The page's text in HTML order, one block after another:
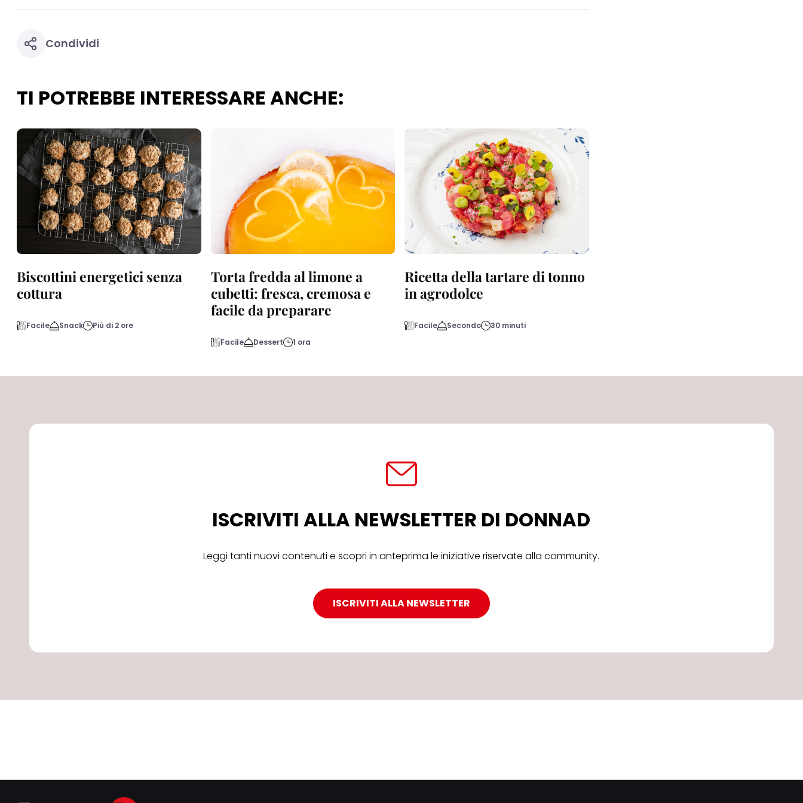
Condividi
TI POTREBBE INTERESSARE ANCHE:
Biscottini energetici senza
cottura
Facile Snack Più di 2 ore
Torta fredda al limone a
cubetti: fresca, cremosa e
facile da preparare
Facile Dessert 1 ora
Ricetta della tartare di tonno
in agrodolce
Facile Secondo 30 minuti
ISCRIVITI ALLA NEWSLETTER DI DONNAD
Leggi tanti nuovi contenuti e scopri in anteprima le iniziative riservate alla community.
ISCRIVITI ALLA NEWSLETTER